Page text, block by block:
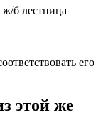
б лестница
его
этой же